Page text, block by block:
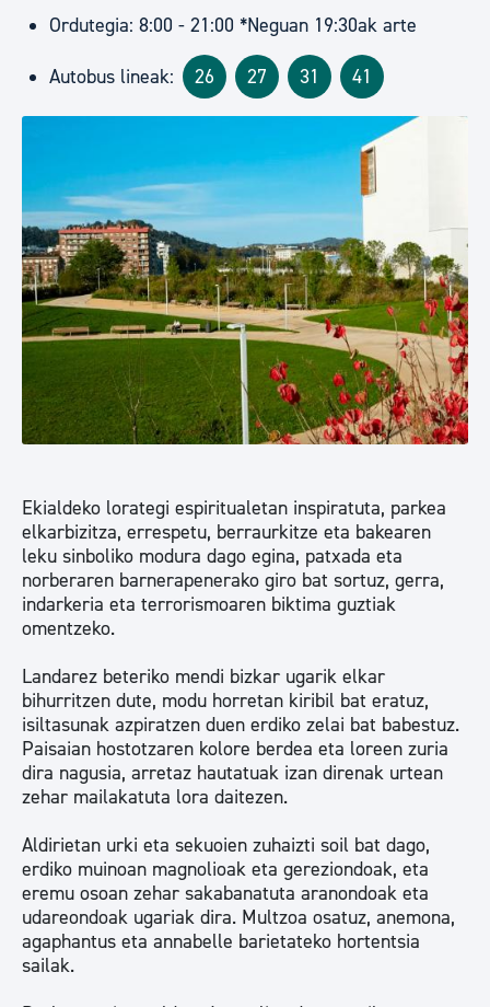
Ordutegia: 8:00 - 21:00 *Neguan 19:30ak arte
Autobus lineak: 26 27 31 41
Ekialdeko lorategi espiritualetan inspiratuta, parkea
elkarbizitza, errespetu, berraurkitze eta bakearen
leku sinboliko modura dago egina, patxada eta
norberaren barnerapenerako giro bat sortuz, gerra,
indarkeria eta terrorismoaren biktima guztiak
omentzeko.
Landarez beteriko mendi bizkar ugarik elkar
bihurritzen dute, modu horretan kiribil bat eratuz,
isiltasunak azpiratzen duen erdiko zelai bat babestuz.
Paisaian hostotzaren kolore berdea eta loreen zuria
dira nagusia, arretaz hautatuak izan direnak urtean
zehar mailakatuta lora daitezen.
Aldirietan urki eta sekuoien zuhaizti soil bat dago,
erdiko muinoan magnolioak eta gereziondoak, eta
eremu osoan zehar sakabanatuta aranondoak eta
udareondoak ugariak dira. Multzoa osatuz, anemona,
agaphantus eta annabelle barietateko hortentsia
sailak.